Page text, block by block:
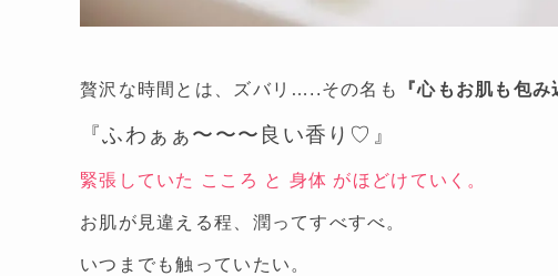
贅沢な時間とは、ズバリ…..その名も 『心もお肌も包
『ふわぁぁ〜〜〜良い香り♡』
緊張していた こころ と 身体 がほどけていく。
お肌が見違える程、潤ってすべすべ。
いつまでも触っていたい。